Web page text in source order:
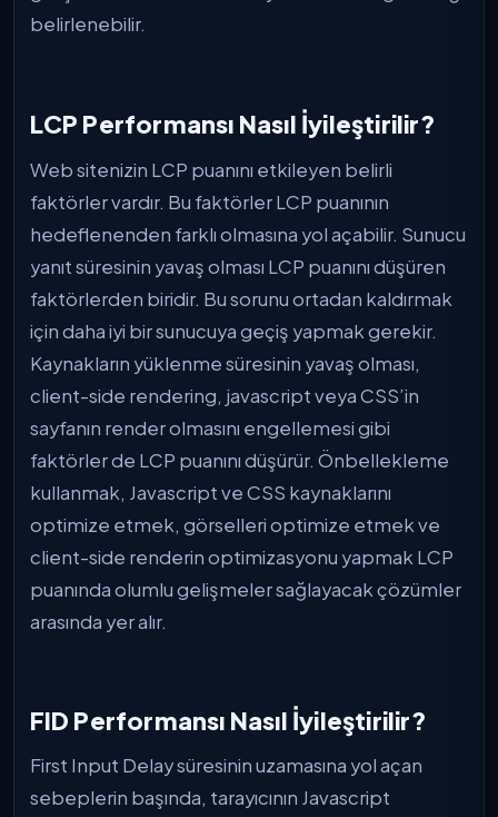
belirlenebilir.
LCP Performansı Nasıl İyileştirilir?
Web sitenizin LCP puanını etkileyen belirli
faktörler vardır. Bu faktörler LCP puanının
hedeflenenden farklı olmasına yol açabilir. Sunucu
yanıt süresinin yavaş olması LCP puanını düşüren
faktörlerden biridir. Bu sorunu ortadan kaldırmak
için daha iyi bir sunucuya geçiş yapmak gerekir.
Kaynakların yüklenme süresinin yavaş olması,
client-side rendering, javascript veya CSS’in
sayfanın render olmasını engellemesi gibi
faktörler de LCP puanını düşürür. Önbellekleme
kullanmak, Javascript ve CSS kaynaklarını
optimize etmek, görselleri optimize etmek ve
client-side renderin optimizasyonu yapmak LCP
puanında olumlu gelişmeler sağlayacak çözümler
arasında yer alır.
FID Performansı Nasıl İyileştirilir?
First Input Delay süresinin uzamasına yol açan
sebeplerin başında, tarayıcının Javascript